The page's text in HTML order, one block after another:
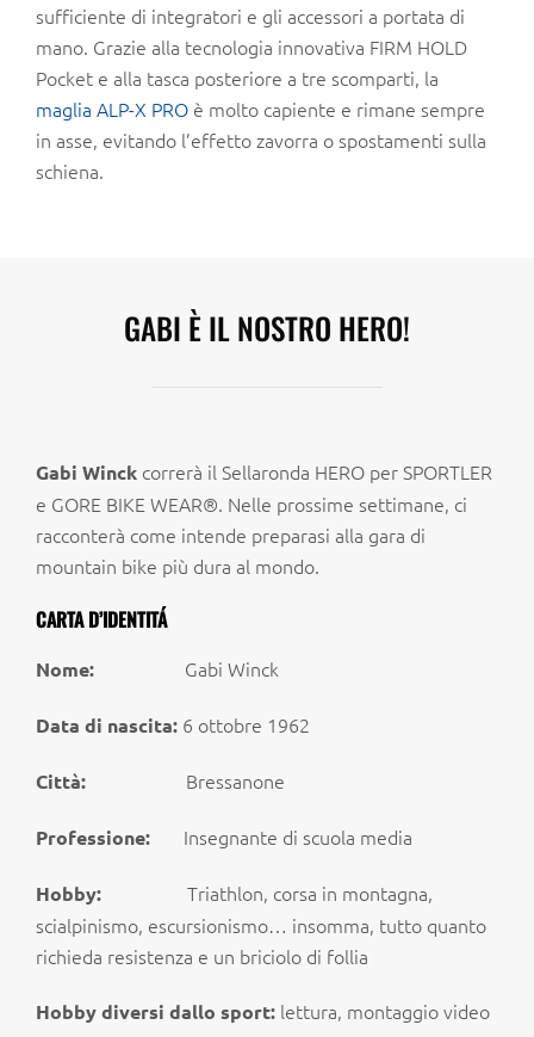
sufficiente di integratori e gli accessori a portata di
mano. Grazie alla tecnologia innovativa FIRM HOLD
Pocket e alla tasca posteriore a tre scomparti, la
maglia ALP-X PRO è molto capiente e rimane sempre
in asse, evitando l’effetto zavorra o spostamenti sulla
schiena.
GABI È IL NOSTRO HERO!
Gabi Winck correrà il Sellaronda HERO per SPORTLER
e GORE BIKE WEAR®. Nelle prossime settimane, ci
racconterà come intende preparasi alla gara di
mountain bike più dura al mondo.
CARTA D’IDENTITÁ
Nome: Gabi Winck
Data di nascita: 6 ottobre 1962
Città: Bressanone
Professione: Insegnante di scuola media
Hobby: Triathlon, corsa in montagna,
scialpinismo, escursionismo… insomma, tutto quanto
richieda resistenza e un briciolo di follia
Hobby diversi dallo sport: lettura, montaggio video